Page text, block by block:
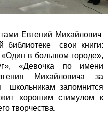
Евгений Михайлович
библиотеке свои книги:
в большом городе»,
«Девочка по имени
Михайловича за
школьникам запомнится
хорошим стимулом к
творчества.